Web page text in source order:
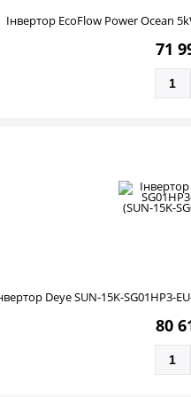
Інвертор EcoFlow Power Ocean
71
Deye SUN-15K-SG01HP3-
80